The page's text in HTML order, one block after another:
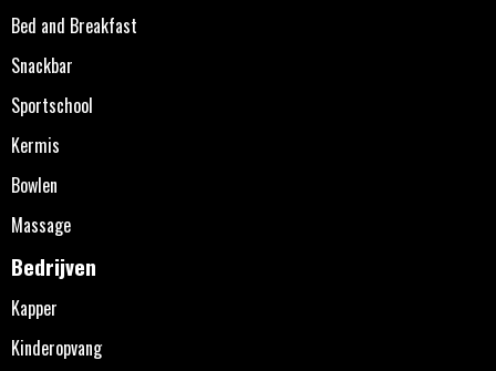
Bed and Breakfast
Snackbar
Sportschool
Kermis
Bowlen
Massage
Bedrijven
Kapper
Kinderopvang